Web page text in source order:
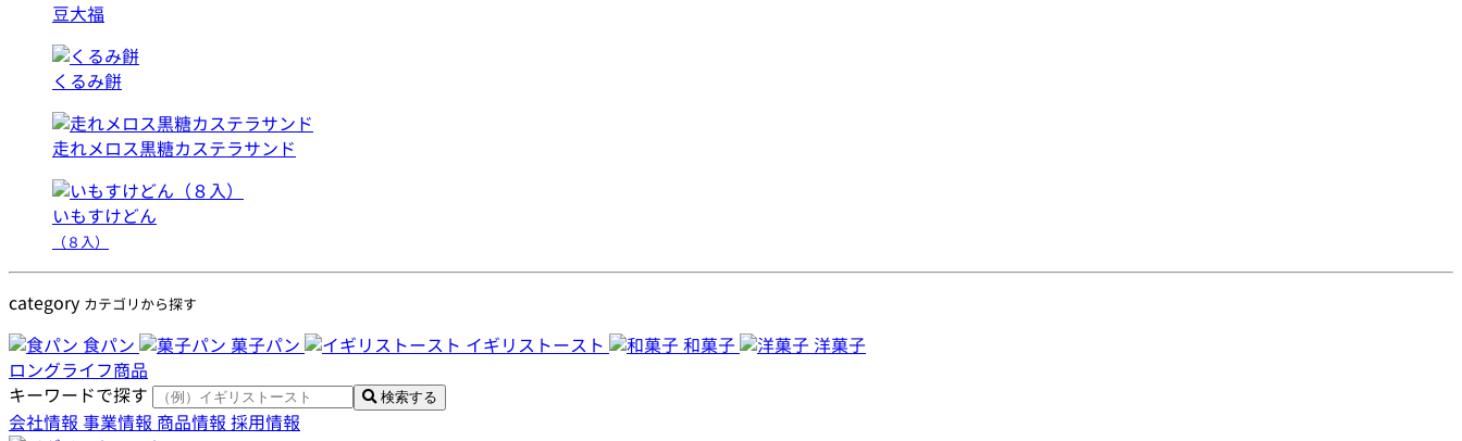
豆大福
くるみ餅
走れメロス黒糖カステラサンド
いもすけどん
（８入）
category カテゴリから探す
食パン 菓子パン イギリストースト 和菓子
洋菓子
ロングライフ商品
キーワードで探す
検索する
会社情報 事業情報 商品情報 採用情報